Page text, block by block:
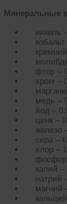
Минеральные
никель
фтор –
хром –
медь –
йод –
цинк –
железо
сера – 6
хлор – 1
фосфор
калий –
натрий
магний